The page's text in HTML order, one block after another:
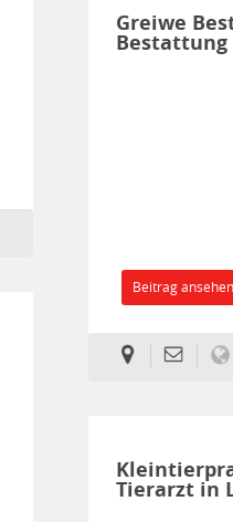
Greiwe
Beitrag ansehen
Tierarzt in